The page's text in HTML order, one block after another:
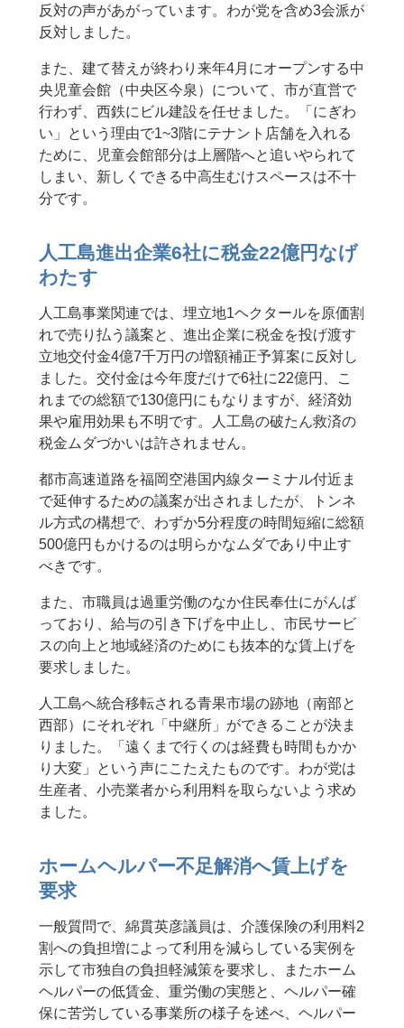
反対の声があがっています。わが党を含め3会派が
反対しました。
また、建て替えが終わり来年4月にオープンする中
央児童会館（中央区今泉）について、市が直営で
行わず、西鉄にビル建設を任せました。「にぎわ
い」という理由で1~3階にテナント店舗を入れる
ために、児童会館部分は上層階へと追いやられて
しまい、新しくできる中高生むけスペースは不十
分です。
人工島進出企業6社に税金22億円なげ
わたす
人工島事業関連では、埋立地1ヘクタールを原価割
れで売り払う議案と、進出企業に税金を投げ渡す
立地交付金4億7千万円の増額補正予算案に反対し
ました。交付金は今年度だけで6社に22億円、こ
れまでの総額で130億円にもなりますが、経済効
果や雇用効果も不明です。人工島の破たん救済の
税金ムダづかいは許されません。
都市高速道路を福岡空港国内線ターミナル付近ま
で延伸するための議案が出されましたが、トンネ
ル方式の構想で、わずか5分程度の時間短縮に総額
500億円もかけるのは明らかなムダであり中止す
べきです。
また、市職員は過重労働のなか住民奉仕にがんば
っており、給与の引き下げを中止し、市民サービ
スの向上と地域経済のためにも抜本的な賃上げを
要求しました。
人工島へ統合移転される青果市場の跡地（南部と
西部）にそれぞれ「中継所」ができることが決ま
りました。「遠くまで行くのは経費も時間もかか
り大変」という声にこたえたものです。わが党は
生産者、小売業者から利用料を取らないよう求め
ました。
ホームヘルパー不足解消へ賃上げを
要求
一般質問で、綿貫英彦議員は、介護保険の利用料2
割への負担増によって利用を減らしている実例を
示して市独自の負担軽減策を要求し、またホーム
ヘルパーの低賃金、重労働の実態と、ヘルパー確
保に苦労している事業所の様子を述べ、ヘルパー